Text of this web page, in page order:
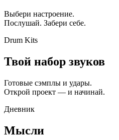
Выбери настроение.
Послушай. Забери себе.
Drum Kits
Твой набор звуков
Готовые сэмплы и удары.
Открой проект — и начинай.
Дневник
Мысли